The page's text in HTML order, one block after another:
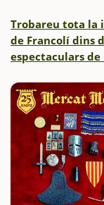
Trobareu tota la
de Francolí dins
espectaculars